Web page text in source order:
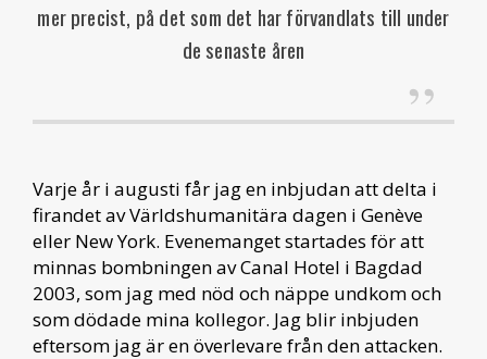
mer precist, på det som det har förvandlats till under
de senaste åren
Varje år i augusti får jag en inbjudan att delta i
firandet av Världshumanitära dagen i Genève
eller New York. Evenemanget startades för att
minnas bombningen av Canal Hotel i Bagdad
2003, som jag med nöd och näppe undkom och
som dödade mina kollegor. Jag blir inbjuden
eftersom jag är en överlevare från den attacken.